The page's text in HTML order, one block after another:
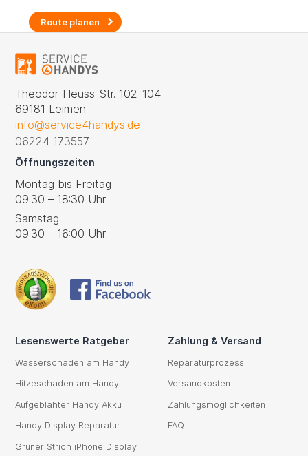
Route planen
Theodor-Heuss-Str. 102-104
69181 Leimen
info@service4handys.de
06224 173557
Öffnungszeiten
Montag bis Freitag
09:30 – 18:30 Uhr
Samstag
09:30 – 16:00 Uhr
Lesenswerte Ratgeber
Wasserschaden am Handy
Hitzeschaden am Handy
Aufgeblähter Handy Akku
Handy Display Reparatur
Grüner Strich iPhone Display
Zahlung & Versand
Reparaturprozess
Versandkosten
Zahlungsmöglichkeiten
FAQ